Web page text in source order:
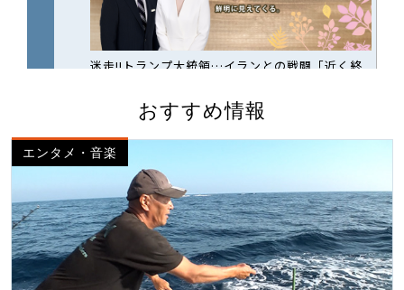
おすすめ情報
エンタメ・音楽